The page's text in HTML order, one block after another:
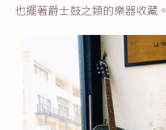
也擺著爵士鼓之類的樂器收藏。